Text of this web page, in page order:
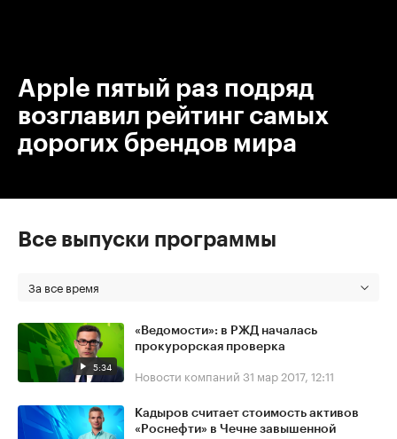
Apple пятый раз подряд
возглавил рейтинг самых
дорогих брендов мира
Все выпуски программы
За все время
5:34
«Ведомости»: в РЖД началась
прокурорская проверка
Новости компаний 31 мар 2017, 12:11
Кадыров считает стоимость активов
«Роснефти» в Чечне завышенной